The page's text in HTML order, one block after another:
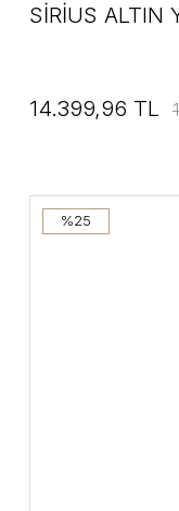
SİRİUS ALTIN
14.399,96 TL
%25